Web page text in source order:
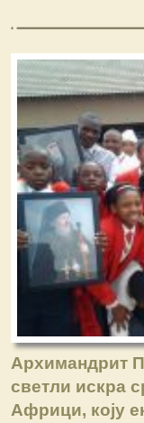
Архимандрит
светли искра
Африци, коју